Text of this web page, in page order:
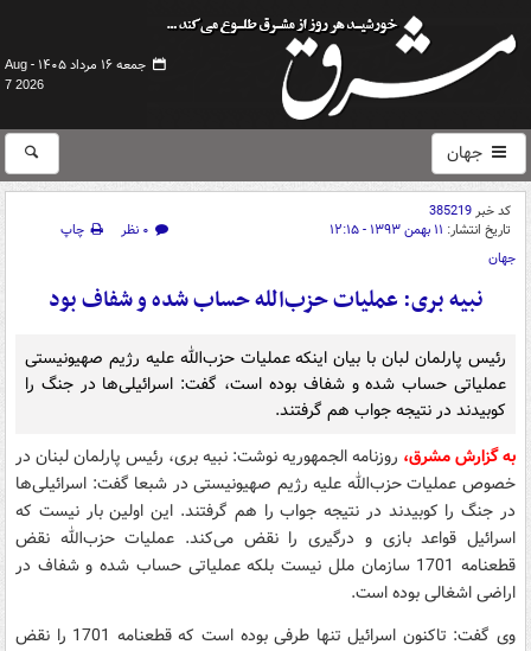
جمعه ۱۶ مرداد ۱۴۰۵ -
Aug
7 2026
جهان
کد خبر385219
تاریخ انتشار: ۱۱ بهمن ۱۳۹۳ - ۱۲:۱۵ ۰ نظر
چاپ
جهان
نبیه بری: عملیات حزب‌الله حساب شده و شفاف بود
رئیس پارلمان لبان با بیان اینکه عملیات حزب‌الله علیه رژیم صهیونیستی
عملیاتی حساب شده و شفاف بوده است، گفت: اسرائیلی‌ها در جنگ را
کوبیدند در نتیجه جواب هم گرفتند.
به گزارش مشرق، روزنامه الجمهوریه نوشت: نبیه بری، رئیس پارلمان لبنان در
خصوص عملیات حزب‌الله علیه رژیم صهیونیستی در شبعا گفت: اسرائیلی‌ها
در جنگ را کوبیدند در نتیجه جواب را هم گرفتند. این اولین بار نیست که
اسرائیل قواعد بازی و درگیری را نقض می‌کند. عملیات حزب‌الله نقض
قطعنامه 1701 سازمان ملل نیست بلکه عملیاتی حساب شده و شفاف در
اراضی اشغالی بوده است.
وی گفت: تاکنون اسرائیل تنها طرفی بوده است که قطعنامه 1701 را نقض